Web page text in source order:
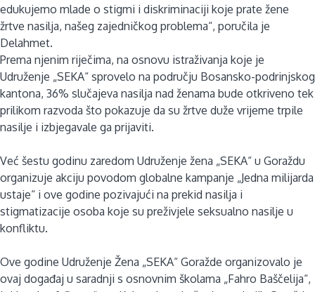
edukujemo mlade o stigmi i diskriminaciji koje prate žene
žrtve nasilja, našeg zajedničkog problema“, poručila je
Delahmet.
Prema njenim riječima, na osnovu istraživanja koje je
Udruženje „SEKA“ sprovelo na području Bosansko-podrinjskog
kantona, 36% slučajeva nasilja nad ženama bude otkriveno tek
prilikom razvoda što pokazuje da su žrtve duže vrijeme trpile
nasilje i izbjegavale ga prijaviti.
Već šestu godinu zaredom Udruženje žena „SEKA“ u Goraždu
organizuje akciju povodom globalne kampanje „Jedna milijarda
ustaje“ i ove godine pozivajući na prekid nasilja i
stigmatizacije osoba koje su preživjele seksualno nasilje u
konfliktu.
Ove godine Udruženje Žena „SEKA“ Goražde organizovalo je
ovaj događaj u saradnji s osnovnim školama „Fahro Baščelija“,